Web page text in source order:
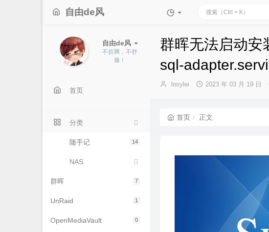
自由de风
自由de风
不折腾，不舒
服！
首页
分类
14
随手记
NAS
7
群晖
1
UnRaid
0
OpenMediaVault
群晖无法启动安
sql-
博lnsylei
发
2023 年 03 月 19 日
首页 正文